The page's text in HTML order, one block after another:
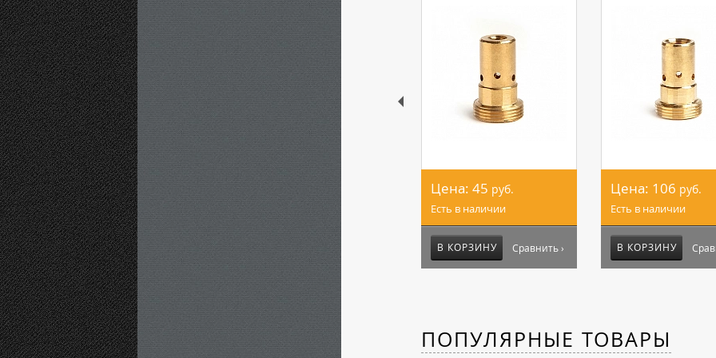
Цена: 45 руб.
Есть в наличии
В КОРЗИНУ Сравнить ›
Цена: 106 руб.
Есть в наличии
В КОРЗИНУ
ПОПУЛЯРНЫЕ ТОВАРЫ